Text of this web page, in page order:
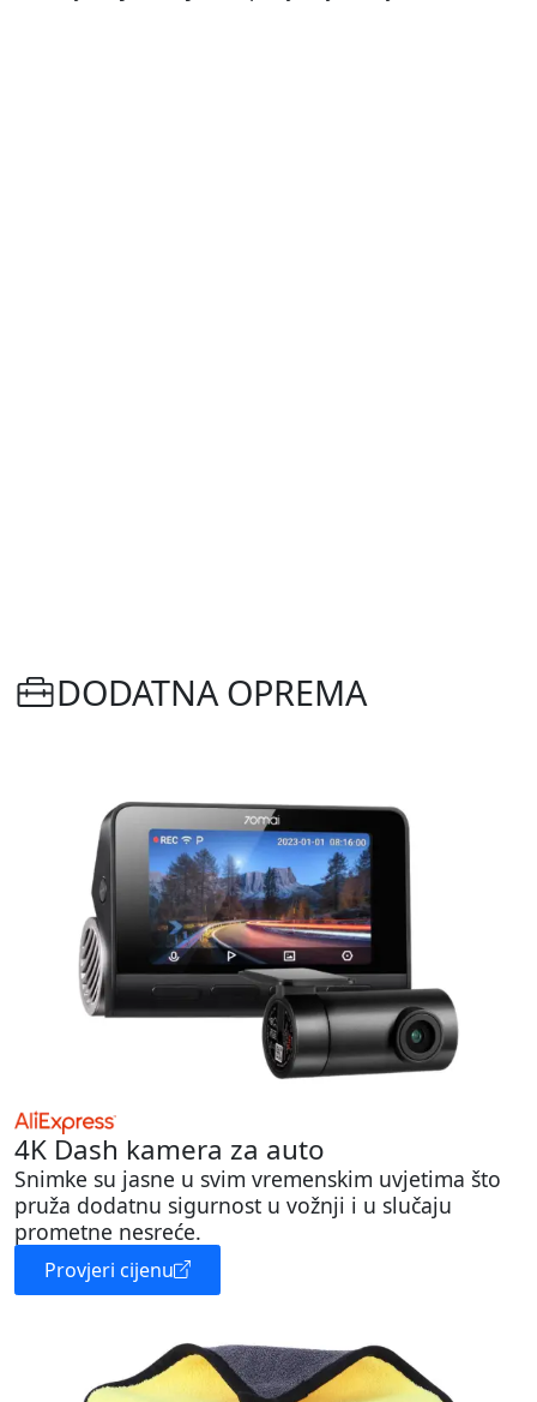
DODATNA OPREMA
4K Dash kamera za auto
Snimke su jasne u svim vremenskim uvjetima što
pruža dodatnu sigurnost u vožnji i u slučaju
prometne nesreće.
Provjeri cijenu